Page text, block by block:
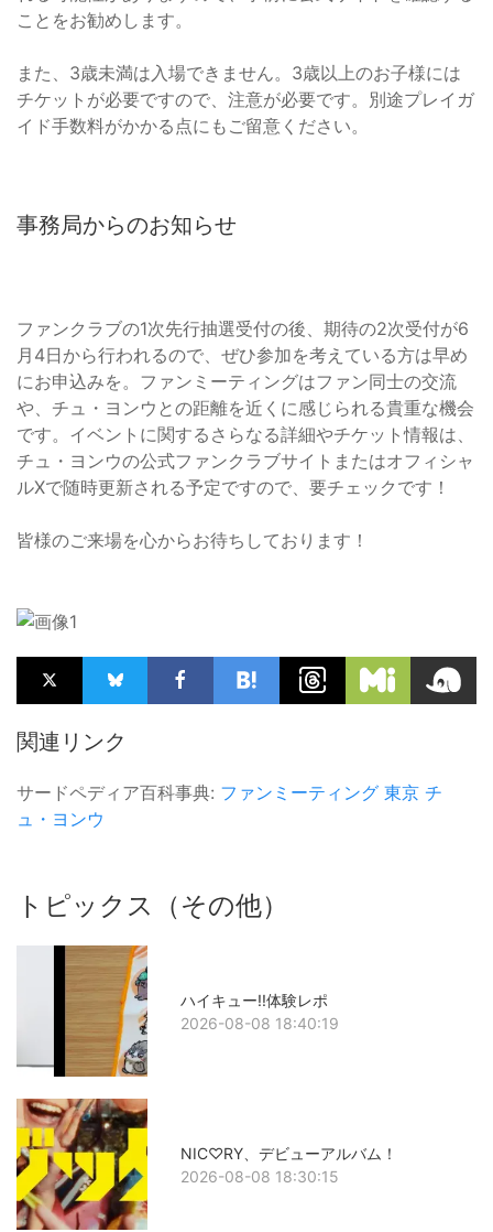
ことをお勧めします。
また、3歳未満は入場できません。3歳以上のお子様には
チケットが必要ですので、注意が必要です。別途プレイガ
イド手数料がかかる点にもご留意ください。
事務局からのお知らせ
ファンクラブの1次先行抽選受付の後、期待の2次受付が6
月4日から行われるので、ぜひ参加を考えている方は早め
にお申込みを。ファンミーティングはファン同士の交流
や、チュ・ヨンウとの距離を近くに感じられる貴重な機会
です。イベントに関するさらなる詳細やチケット情報は、
チュ・ヨンウの公式ファンクラブサイトまたはオフィシャ
ルXで随時更新される予定ですので、要チェックです！
皆様のご来場を心からお待ちしております！
関連リンク
サードペディア百科事典: ファンミーティング 東京 チ
ュ・ヨンウ
トピックス（その他）
ハイキュー!!体験レポ
2026-08-08 18:40:19
NIC♡RY、デビューアルバム！
2026-08-08 18:30:15